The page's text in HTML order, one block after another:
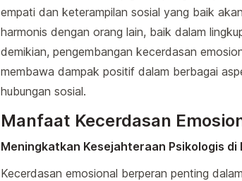
empati dan keterampilan sosial yang baik
harmonis dengan orang lain, baik dalam
demikian, pengembangan kecerdasan
membawa dampak positif dalam berbagai
hubungan sosial.
Manfaat Kecerdasan
Meningkatkan Kesejahteraan Psikologis di
Kecerdasan emosional berperan penting